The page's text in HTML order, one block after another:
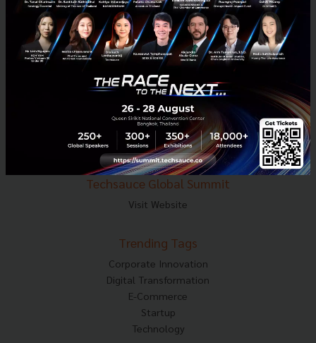
Mobile : 06-4658-9500
Techsauce Media
About Techsauce
Techsauce Services
Privacy Policy
ส่งบทความ
Techsauce Global Summit
Visit Website
Trending Tags
Corporate Innovation
Digital Transformation
E-Commerce
Startup
Technology